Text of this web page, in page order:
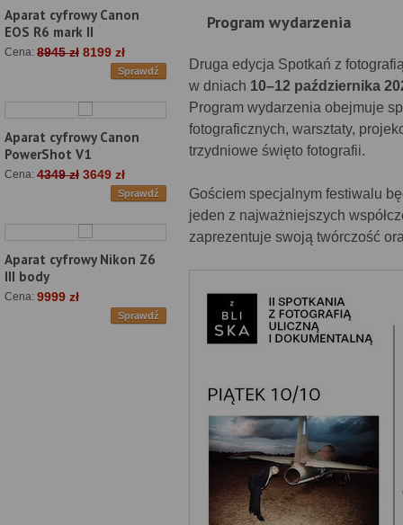
Aparat cyfrowy Canon
EOS R6 mark II
Cena: 8945 zł 8199 zł
Sprawdź
Aparat cyfrowy Canon
PowerShot V1
Cena: 4349 zł 3649 zł
Sprawdź
Aparat cyfrowy Nikon Z6
III body
Cena: 9999 zł
Sprawdź
Program wydarzenia
Druga edycja Spotkań z
w dniach 10–12 października
Program wydarzenia obejmuje
fotograficznych, warsztaty,
trzydniowe święto fotografii.
Gościem specjalnym festiwalu
jeden z najważniejszych
zaprezentuje swoją twórczość